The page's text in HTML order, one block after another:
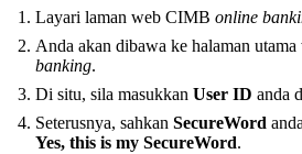
Layari laman web CIMB online
Anda akan dibawa ke halaman
banking.
Di situ, sila masukkan User ID anda
Seterusnya, sahkan SecureWord
Yes, this is my SecureWord.